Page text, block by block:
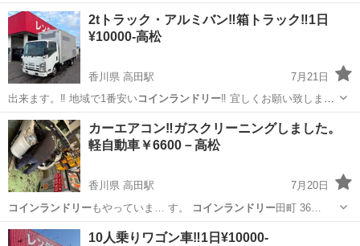
香川 高松市 学園通り駅 コインランドリー
2tトラック・アルミバン‼️箱トラック‼️1日
¥10000-高松
香川県 高田駅
7月21日
出来ます。‼️ 地域で1番安いコインランドリー‼️ 宜しくお願い致しま
す。 …
香川 高松市 引っ越し ホームページ
カーエアコン‼️ガスクリーニングしました。
軽自動車￥6600－高松
香川県 高田駅
7月20日
コインランドリーもやっていま… す。 コインランドリー田町 36…
香川 高松市 高田駅 車検 カーエアコン
10人乗りワゴン車‼️1日¥10000-